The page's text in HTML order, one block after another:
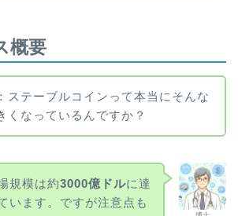
概要
ステーブルコインって本当にそんな
くなっているんですか？
規模は約3000億ドルに達
います。ですが注意点も